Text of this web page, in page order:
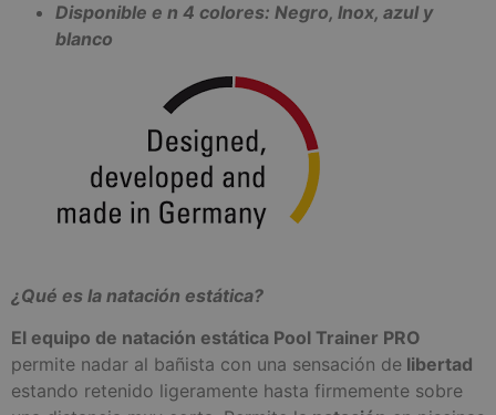
Disponible e n 4 colores: Negro, Inox, azul y
blanco
¿Qué es la natación estática?
El equipo de natación estática Pool Trainer PRO
permite nadar al bañista con una sensación de libertad
estando retenido ligeramente hasta firmemente sobre